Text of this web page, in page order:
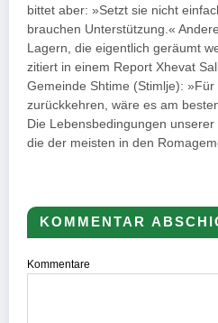
bittet aber: »Setzt sie nicht
brauchen Unterstützung.«
Lagern, die eigentlich geräumt
zitiert in einem Report Xhevat
Gemeinde Shtime (Stimlje):
zurückkehren, wäre es am
Die Lebensbedingungen
die der meisten in den
KOMMENTAR
Kommentare